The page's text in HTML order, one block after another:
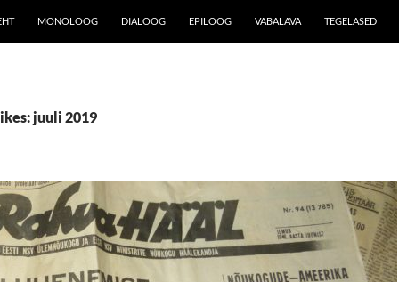
MONOLOOG DIALOOG EPILOOG VABALAVA TEGELASED
juuli 2019